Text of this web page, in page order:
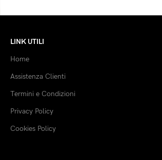
LINK UTILI
Home
Assistenza Clienti
Termini e Condizioni
Privacy Policy
Cookies Policy